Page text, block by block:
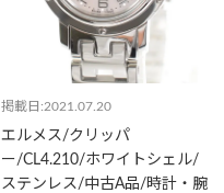
掲載日:2021.07.20
エルメス/クリッパ
ー/CL4.210/ホワイトシェル/
ステンレス/中古A品/時計・腕